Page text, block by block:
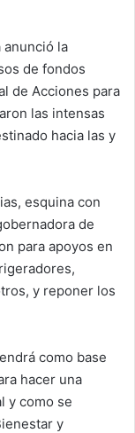
anunció la
de fondos
de Acciones para
las intensas
hacia las y
esquina con
de
para apoyos en
y reponer los
como base
hacer una
y como se
y